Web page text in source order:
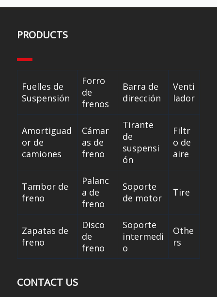
PRODUCTS
Fuelles de
Suspensión
Forro
de
frenos
Barra de
dirección
Venti
lador
Amortiguad
or de
camiones
Cámar
as de
freno
Tirante
de
suspensi
ón
Filtr
o de
aire
Tambor de
freno
Palanc
a de
freno
Soporte
de motor
Tire
Zapatas de
freno
Disco
de
freno
Soporte
intermedi
o
Othe
rs
CONTACT US